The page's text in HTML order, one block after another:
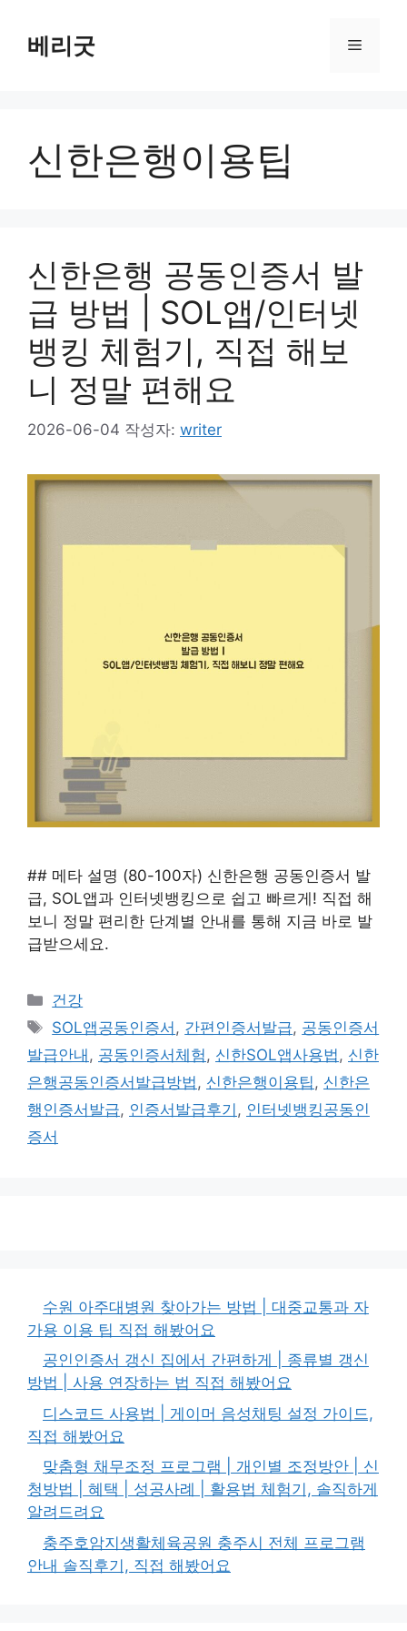
베리굿 메
신한은행이용팁
신한은행 공동인증서 발
급 방법 | SOL앱/인터넷
뱅킹 체험기, 직접 해보
니 정말 편해요
2026-06-04 작성자: writer
## 메타 설명 (80-100자) 신한은행 공동인증서 발
급, SOL앱과 인터넷뱅킹으로 쉽고 빠르게! 직접 해
보니 정말 편리한 단계별 안내를 통해 지금 바로 발
급받으세요.
카
테
리
건강
태
그
SOL앱공동인증서 , 간편인증서발급, 공동인증서
발급안내 , 공동인증서체험 , 신한SOL앱사용법 , 신한
은행공동인증서발급방법 , 신한은행이용팁 , 신한은
행인증서발급, 인증서발급후기 , 인터넷뱅킹공동인
증서
수원 아주대병원 찾아가는 방법 | 대중교통과 자
가용 이용 팁 직접 해봤어요
공인인증서 갱신 집에서 간편하게 | 종류별 갱신
방법 | 사용 연장하는 법 직접 해봤어요
디스코드 사용법 | 게이머 음성채팅 설정 가이드,
직접 해봤어요
맞춤형 채무조정 프로그램 | 개인별 조정방안 | 신
청방법 | 혜택 | 성공사례 | 활용법 체험기, 솔직하게
알려드려요
충주호암지생활체육공원 충주시 전체 프로그램
안내 솔직후기, 직접 해봤어요